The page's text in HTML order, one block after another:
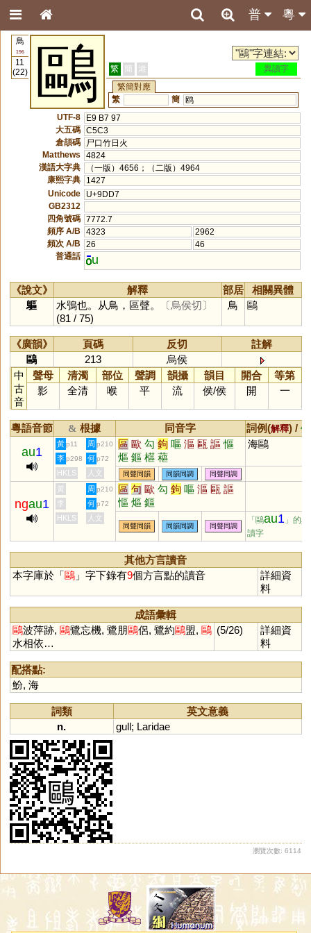
粵
普
鳥
196
11
(22)
鷗 繁 簡 港
異讀字
繁簡對應
繁
簡 鸥
UTF-8
E9 B7 97
大五碼 C5C3
倉頡碼
尸口竹日火
Matthews
4824
漢語大字典
（一版）4656；（二版）4964
康熙字典
1427
Unicode
U+9DD7
GB2312
四角號碼 7772.7
頻序 A/B
4323
2962
頻次 A/B
26
46
普通話
u
《說文》 解釋 部居
相關異體
䳼
水鴞也。从鳥，區聲。
〔烏侯切〕
(81 / 75)
鳥 鷗
《廣韻》 頁碼 反切
註解
鷗
213
烏侯
中
古
音
聲母 清濁 部位 聲調 韻攝 韻目 開合
等第
影
全清 喉 平 流 侯/侯 開 一
粵語音節 & 根據 同音字 詞例(解釋) /
au1
黃 p11 周 p210 區 歐 勾 鉤 嘔 漚 甌 謳 慪
熰 鏂 櫙 藲
海鷗
李 p298 何 p72
HKLS 人文 同聲同韻 同韻同調 同聲同調
ngau1
黃 周 p210 區 句 歐 勾 鉤 嘔 漚 甌 謳
慪 熰 鏂
李 何 p72
HKLS 人文
同聲同韻 同韻同調 同聲同調
「鷗au1 」的異
讀字
其他方言讀音
本字庫於「鷗」字下錄有9個方言點的讀音
詳細資
料
成語彙輯
鷗波萍跡, 鷗鷺忘機, 鷺朋鷗侶, 鷺約鷗盟, 鷗
水相依…
(5/26)
詳細資
料
配搭點:
魵, 海
詞類
英文意義
n.
gull; Laridae
瀏覽次數: 6114